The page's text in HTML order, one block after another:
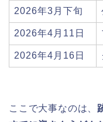
2026年3月下旬
2026年4月11日
2026年4月16日
ここで大事なのは、